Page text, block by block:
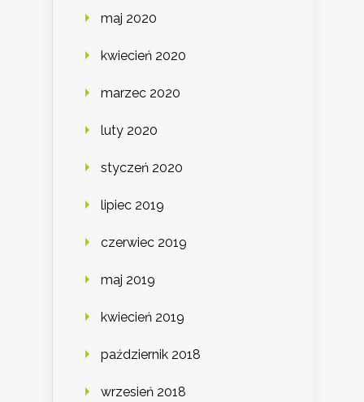
maj 2020
kwiecień 2020
marzec 2020
luty 2020
styczeń 2020
lipiec 2019
czerwiec 2019
maj 2019
kwiecień 2019
październik 2018
wrzesień 2018